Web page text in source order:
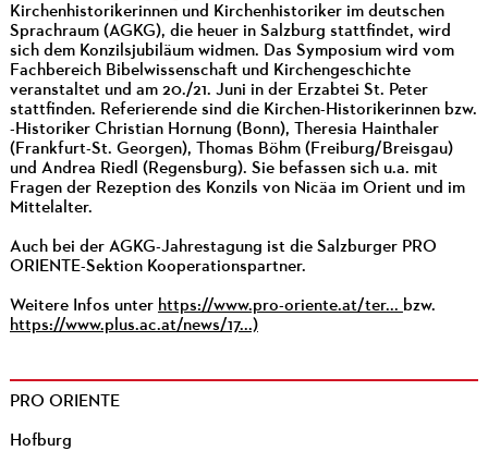
Kirchenhistorikerinnen und Kirchenhistoriker im deutschen
Sprachraum (AGKG), die heuer in Salzburg stattfindet, wird
sich dem Konzilsjubiläum widmen. Das Symposium wird vom
Fachbereich Bibelwissenschaft und Kirchengeschichte
veranstaltet und am 20./21. Juni in der Erzabtei St. Peter
stattfinden. Referierende sind die Kirchen-Historikerinnen bzw.
-Historiker Christian Hornung (Bonn), Theresia Hainthaler
(Frankfurt-St. Georgen), Thomas Böhm (Freiburg/Breisgau)
und Andrea Riedl (Regensburg). Sie befassen sich u.a. mit
Fragen der Rezeption des Konzils von Nicäa im Orient und im
Mittelalter.
Auch bei der AGKG-Jahrestagung ist die Salzburger PRO
ORIENTE-Sektion Kooperationspartner.
Weitere Infos unter https://www.pro-oriente.at/ter... bzw.
https://www.plus.ac.at/news/17...)
PRO ORIENTE
Hofburg